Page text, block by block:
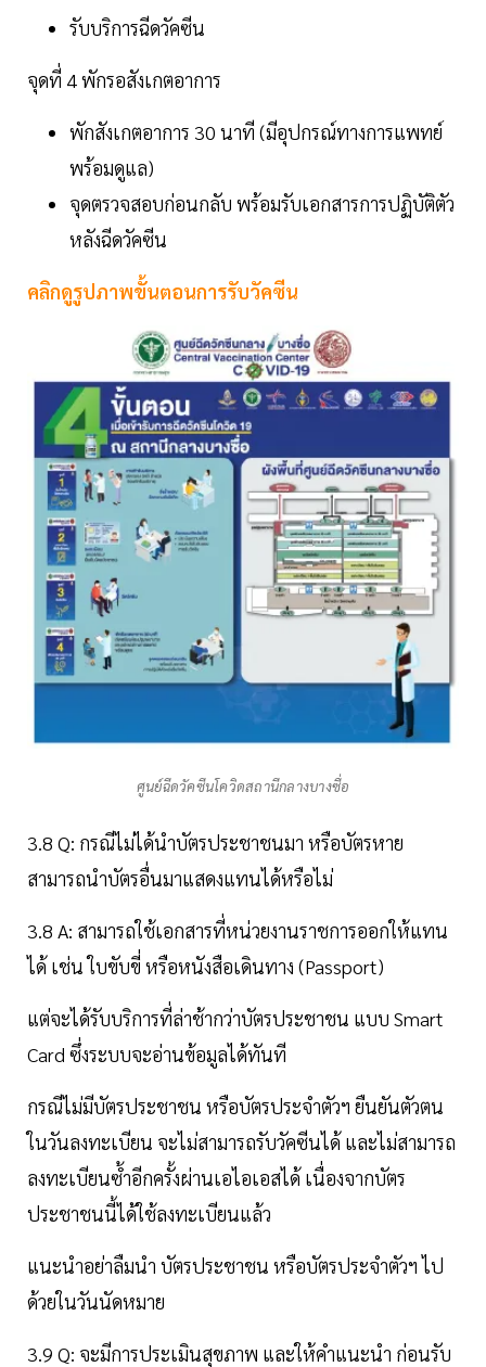
รับบริการฉีดวัคซีน
จุดที่ 4 พักรอสังเกตอาการ
พักสังเกตอาการ 30 นาที (มีอุปกรณ์ทางการแพทย์
พร้อมดูแล)
จุดตรวจสอบก่อนกลับ พร้อมรับเอกสารการปฏิบัติตัว
หลังฉีดวัคซีน
คลิกดูรูปภาพขั้นตอนการรับวัคซีน
ศูนย์ฉีดวัคซีนโควิดสถานีกลางบางซื่อ
3.8 Q: กรณีไม่ได้นำบัตรประชาชนมา หรือบัตรหาย
สามารถนำบัตรอื่นมาแสดงแทนได้หรือไม่
3.8 A: สามารถใช้เอกสารที่หน่วยงานราชการออกให้แทน
ได้ เช่น ใบขับขี่ หรือหนังสือเดินทาง (Passport)
แต่จะได้รับบริการที่ล่าช้ากว่าบัตรประชาชน แบบ Smart
Card ซึ่งระบบจะอ่านข้อมูลได้ทันที
กรณีไม่มีบัตรประชาชน หรือบัตรประจำตัวฯ ยืนยันตัวตน
ในวันลงทะเบียน จะไม่สามารถรับวัคซีนได้ และไม่สามารถ
ลงทะเบียนซ้ำอีกครั้งผ่านเอไอเอสได้ เนื่องจากบัตร
ประชาชนนี้ได้ใช้ลงทะเบียนแล้ว
แนะนำอย่าลืมนำ บัตรประชาชน หรือบัตรประจำตัวฯ ไป
ด้วยในวันนัดหมาย
3.9 Q: จะมีการประเมินสุขภาพ และให้คำแนะนำ ก่อนรับ